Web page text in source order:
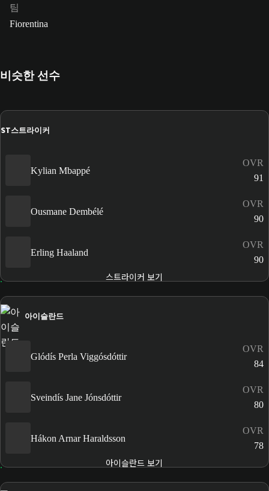
팀
Fiorentina
비슷한 선수
ST스트라이커
Kylian Mbappé
OVR
91
Ousmane Dembélé
OVR
90
Erling Haaland
OVR
90
스트라이커 보기
아이슬란드
Glódís Perla Viggósdóttir
OVR
84
Sveindís Jane Jónsdóttir
OVR
80
Hákon Arnar Haraldsson
OVR
78
아이슬란드 보기